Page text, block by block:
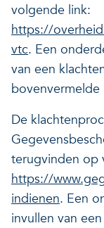
volgende link:
https://
vtc. Een
van een
bovenvermelde
De
terugvinden op
https://
indienen. Een
invullen van